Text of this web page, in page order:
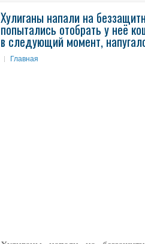
Хулиганы напали на
попытались отобрать у неё
в следующий момент,
Главная